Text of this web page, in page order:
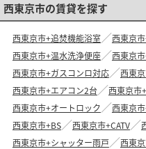
西東京市の賃貸を探す
西東京市+追焚機能浴室
西東京
西東京市+温水洗浄便座
西東京
西東京市+ガスコンロ対応
西東
西東京市+エアコン2台
西東京市
西東京市+オートロック
西東京
西東京市+BS
西東京市+CATV
西東京市+シャッター雨戸
西東